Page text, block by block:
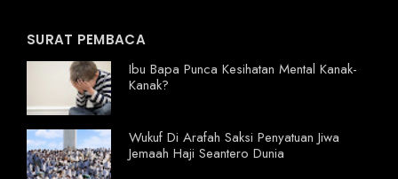
SURAT PEMBACA
Ibu Bapa Punca Kesihatan Mental Kanak-
Kanak?
Wukuf Di Arafah Saksi Penyatuan Jiwa
Jemaah Haji Seantero Dunia